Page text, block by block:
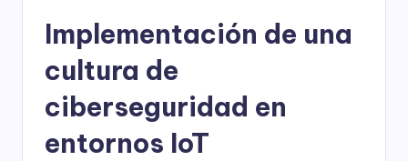
Implementación de una
cultura de
ciberseguridad en
entornos IoT